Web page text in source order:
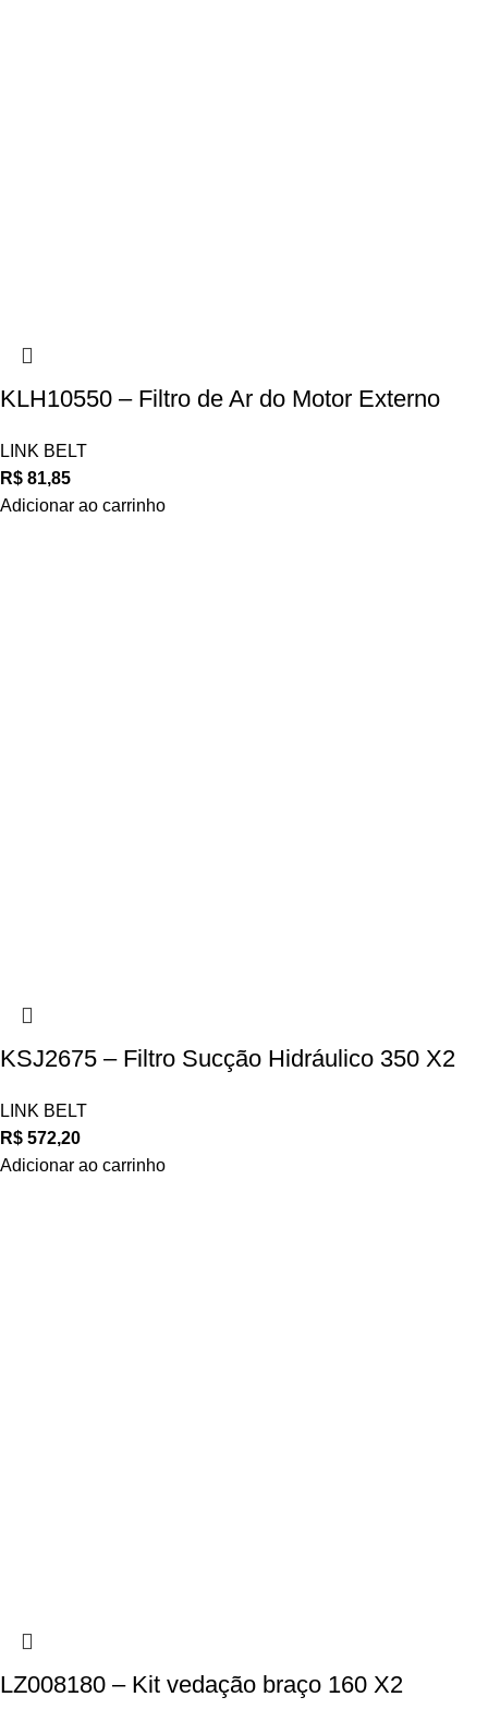
KLH10550 – Filtro de Ar do Motor Externo
LINK BELT
R$ 81,85
Adicionar ao carrinho
KSJ2675 – Filtro Sucção Hidráulico 350 X2
LINK BELT
R$ 572,20
Adicionar ao carrinho
LZ008180 – Kit vedação braço 160 X2